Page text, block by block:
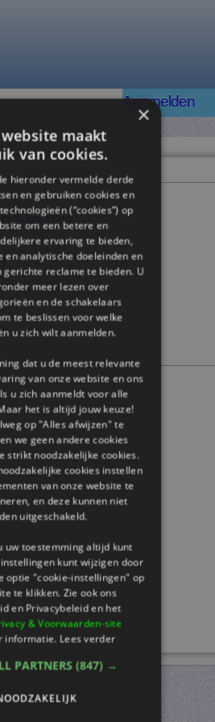
Aanmelden
lezen
×
website maakt
van cookies.
hieronder vermelde derde
en gebruiken cookies en
(“cookies”) op
om een ​​betere en
ervaring te bieden,
en analytische doeleinden en
gerichte reclame te bieden. U
meer lezen over
en de schakelaars
te beslissen voor welke
u zich wilt aanmelden.
dat u de meest relevante
van onze website en ons
u zich aanmeldt voor alle
het is altijd jouw keuze!
op "Alles afwijzen" te
we geen andere cookies
strikt noodzakelijke cookies.
cookies instellen
van onze website te
en deze kunnen niet
uitgeschakeld.
uw toestemming altijd kunt
kunt wijzigen door
optie "cookie-instellingen" op
te klikken. Zie ook ons
en Privacybeleid en het
& Voorwaarden-site
informatie.Lees verder
PARTNERS (847) →